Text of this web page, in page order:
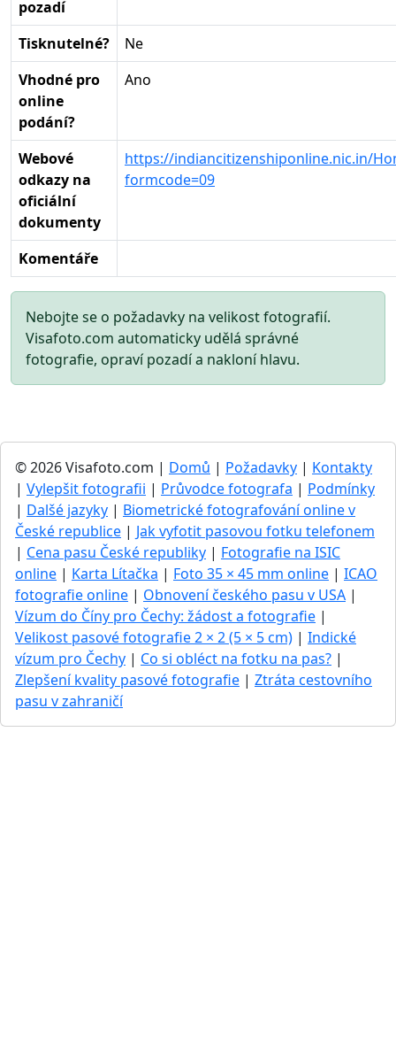
pozadí
Tisknutelné?
Ne
Vhodné pro
online
podání?
Ano
Webové
odkazy na
oficiální
dokumenty
https://indiancitizenshiponline.nic.in/
formcode=09
Komentáře
Nebojte se o požadavky na velikost fotografií.
Visafoto.com automaticky udělá správné
fotografie, opraví pozadí a nakloní hlavu.
© 2026 Visafoto.com | Domů | Požadavky | Kontakty
| Vylepšit fotografii | Průvodce fotografa | Podmínky
| Dalšé jazyky | Biometrické fotografování online v
České republice | Jak vyfotit pasovou fotku telefonem
| Cena pasu České republiky | Fotografie na ISIC
online | Karta Lítačka | Foto 35 × 45 mm online | ICAO
fotografie online | Obnovení českého pasu v USA |
Vízum do Číny pro Čechy: žádost a fotografie |
Velikost pasové fotografie 2 × 2 (5 × 5 cm) | Indické
vízum pro Čechy | Co si obléct na fotku na pas? |
Zlepšení kvality pasové fotografie | Ztráta cestovního
pasu v zahraničí